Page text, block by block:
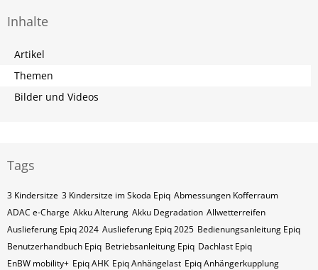
Inhalte
Artikel
Themen
Bilder und Videos
Tags
3 Kindersitze 3 Kindersitze im Skoda Epiq Abmessungen Kofferraum
ADAC e-Charge Akku Alterung Akku Degradation Allwetterreifen
Auslieferung Epiq 2024 Auslieferung Epiq 2025 Bedienungsanleitung Epiq
Benutzerhandbuch Epiq Betriebsanleitung Epiq Dachlast Epiq
EnBW mobility+ Epiq AHK Epiq Anhängelast Epiq Anhängerkupplung